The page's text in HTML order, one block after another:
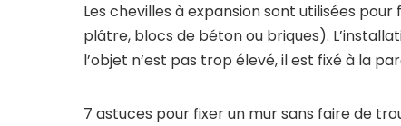
Les chevilles à expansion sont utilisées
plâtre, blocs de béton ou briques).
l’objet n’est pas trop élevé, il est fixé à la
7 astuces pour fixer un mur sans faire de